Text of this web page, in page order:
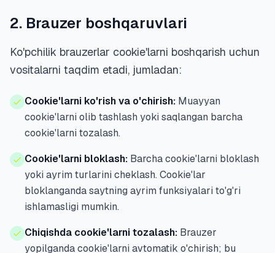
2. Brauzer boshqaruvlari
Ko'pchilik brauzerlar cookie'larni boshqarish uchun
vositalarni taqdim etadi, jumladan:
Cookie'larni ko'rish va o'chirish: Muayyan
cookie'larni olib tashlash yoki saqlangan barcha
cookie'larni tozalash.
Cookie'larni bloklash: Barcha cookie'larni bloklash
yoki ayrim turlarini cheklash. Cookie'lar
bloklanganda saytning ayrim funksiyalari to'g'ri
ishlamasligi mumkin.
Chiqishda cookie'larni tozalash: Brauzer
yopilganda cookie'larni avtomatik o'chirish; bu